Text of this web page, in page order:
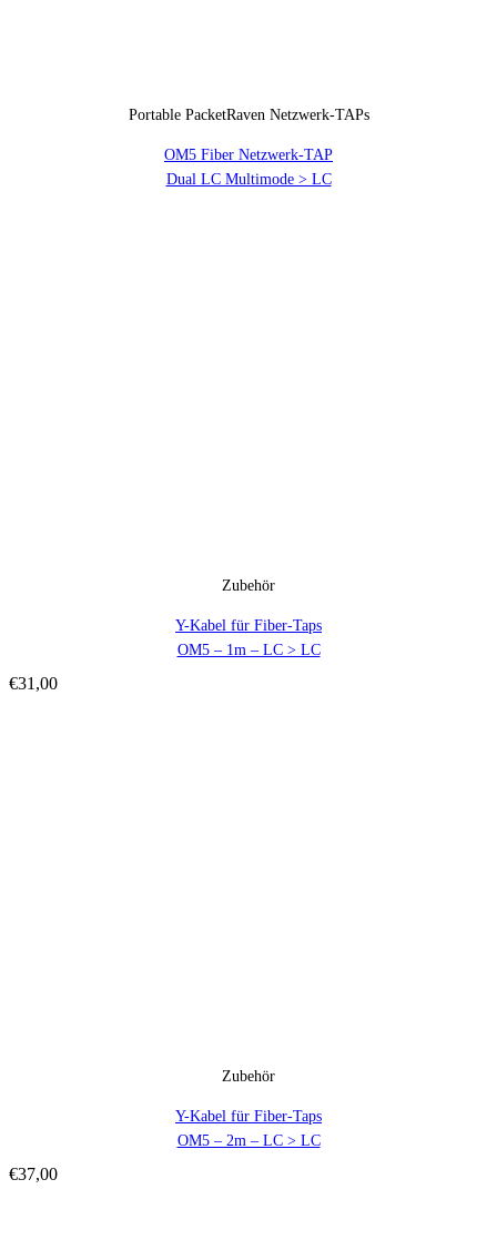
Portable PacketRaven Netzwerk-TAPs
OM5 Fiber Netzwerk-TAP
Dual LC Multimode > LC
Zubehör
Y-Kabel für Fiber-Taps
OM5 – 1m – LC > LC
€31,00
Zubehör
Y-Kabel für Fiber-Taps
OM5 – 2m – LC > LC
€37,00